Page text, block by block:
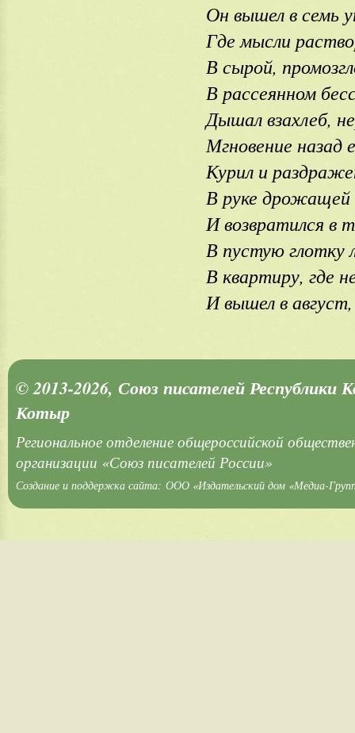
Он вышел в семь
Где мысли
В сырой,
В рассеянном
Дышал взахлеб,
Мгновение назад
Курил и
В руке дрожащей
И возвратился в
В пустую глотку
В квартиру, где
И вышел в
© 2013-2026, Союз писателей Республики
Котыр
Региональное отделение общероссийской
организации «Союз писателей России»
Создание и поддержка сайта: ООО «Издательский дом «Медиа-